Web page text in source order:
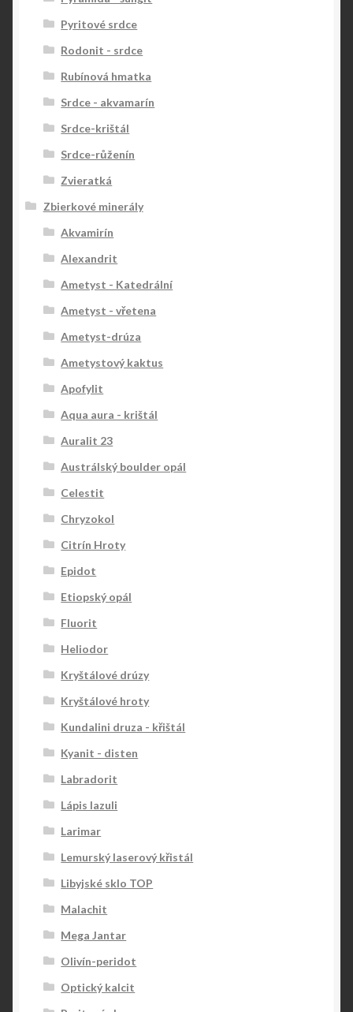
Pyritové srdce
Rodonit - srdce
Rubínová hmatka
Srdce - akvamarín
Srdce-krištál
Srdce-růženín
Zvieratká
Zbierkové minerály
Akvamirín
Alexandrit
Ametyst - Katedrální
Ametyst - vřetena
Ametyst-drúza
Ametystový kaktus
Apofylit
Aqua aura - krištál
Auralit 23
Austrálský boulder opál
Celestit
Chryzokol
Citrín Hroty
Epidot
Etiopský opál
Fluorit
Heliodor
Kryštálové drúzy
Kryštálové hroty
Kundalini druza - křištál
Kyanit - disten
Labradorit
Lápis lazuli
Larimar
Lemurský laserový křistál
Libyjské sklo TOP
Malachit
Mega Jantar
Olivín-peridot
Optický kalcit